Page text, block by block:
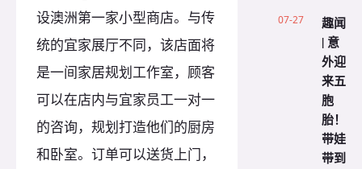
设澳洲第一家小型商店。与传
统的宜家展厅不同，该店面将
是一间家居规划工作室，顾客
可以在店内与宜家员工一对一
的咨询，规划打造他们的厨房
和卧室。订单可以送货上门，
07-27
趣闻
| 意
外迎
来五
胞
胎！
带娃
带到